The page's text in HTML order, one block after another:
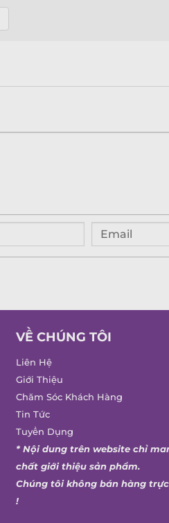
VỀ CHÚNG TÔI
Liên Hệ
Giới Thiệu
Chăm Sóc Khách Hàng
Tin Tức
Tuyển Dụng
* Nội dung trên website chỉ
chất giới thiệu sản phẩm.
Chúng tôi không bán hàng
!